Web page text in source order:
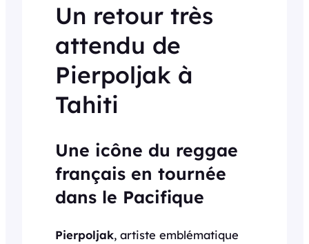
Un retour très
attendu de
Pierpoljak à
Tahiti
Une icône du reggae
français en tournée
dans le Pacifique
Pierpoljak, artiste emblématique